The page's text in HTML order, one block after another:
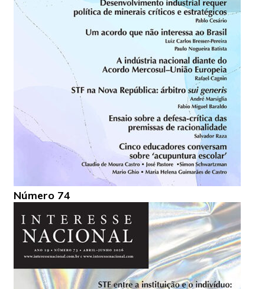
Número 74